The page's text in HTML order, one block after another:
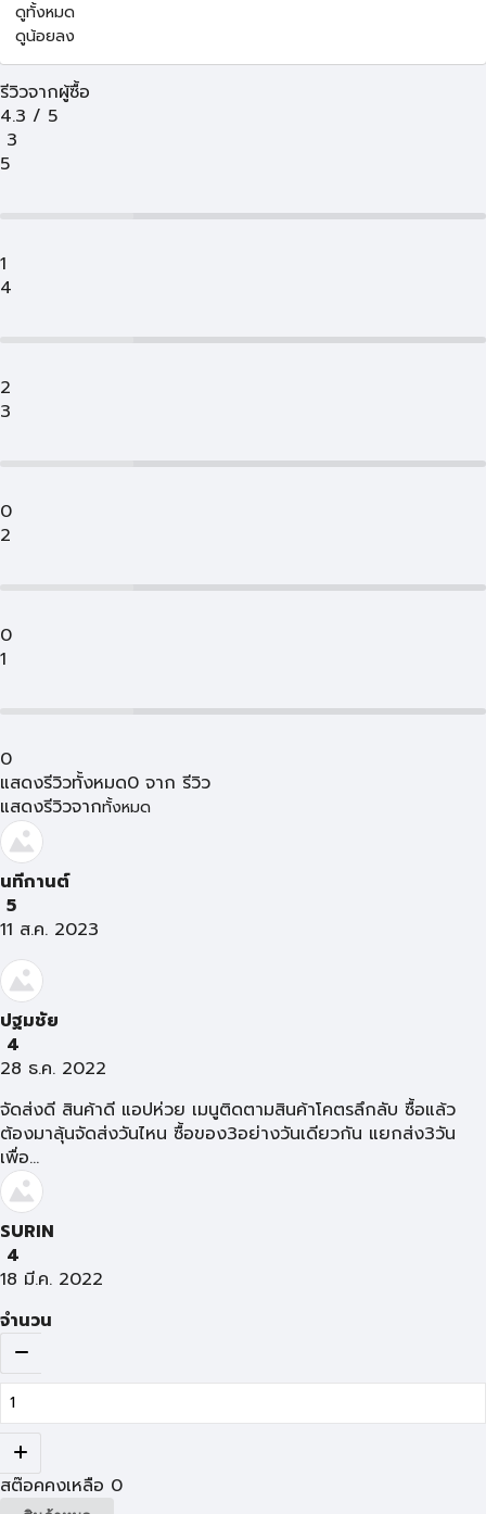
ดูทั้งหมด
ดูน้อยลง
รีวิวจากผู้ซื้อ
4.3 / 5
3
5
1
4
2
3
0
2
0
1
0
แสดงรีวิวทั้งหมด0 จาก รีวิว
แสดงรีวิวจากทั้งหมด
นทีกานต์
5
11 ส.ค. 2023
ปฐมชัย
4
28 ธ.ค. 2022
จัดส่งดี สินค้าดี แอปห่วย เมนูติดตามสินค้าโคตรลึกลับ ซื้อแล้ว
ต้องมาลุ้นจัดส่งวันไหน ซื้อของ3อย่างวันเดียวกัน แยกส่ง3วัน
เพื่อ...
SURIN
4
18 มี.ค. 2022
จำนวน
สต๊อคคงเหลือ 0